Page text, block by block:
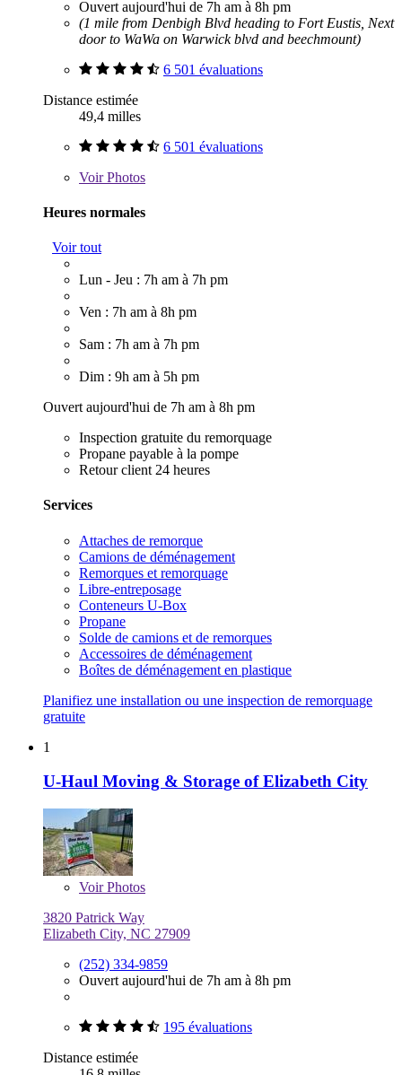
Ouvert aujourd'hui de 7h am à 8h pm
(1 mile from Denbigh Blvd heading to Fort Eustis, Next
door to WaWa on Warwick blvd and beechmount)
6 501 évaluations
Distance estimée
49,4 milles
6 501 évaluations
VoirPhotos
Heures normales
Voir tout
Lun - Jeu : 7h am à 7h pm
Ven : 7h am à 8h pm
Sam : 7h am à 7h pm
Dim : 9h am à 5h pm
Ouvert aujourd'hui de 7h am à 8h pm
Inspection gratuite du remorquage
Propane payable à la pompe
Retour client 24 heures
Services
Attaches de remorque
Camions de déménagement
Remorques et remorquage
Libre-entreposage
Conteneurs U-Box
Propane
Solde de camions et de remorques
Accessoires de déménagement
Boîtes de déménagement en plastique
Planifiez une installation ou une inspection de remorquage
gratuite
1
U-Haul Moving & Storage of Elizabeth City
VoirPhotos
3820 Patrick Way
Elizabeth City, NC 27909
(252) 334-9859
Ouvert aujourd'hui de 7h am à 8h pm
195 évaluations
Distance estimée